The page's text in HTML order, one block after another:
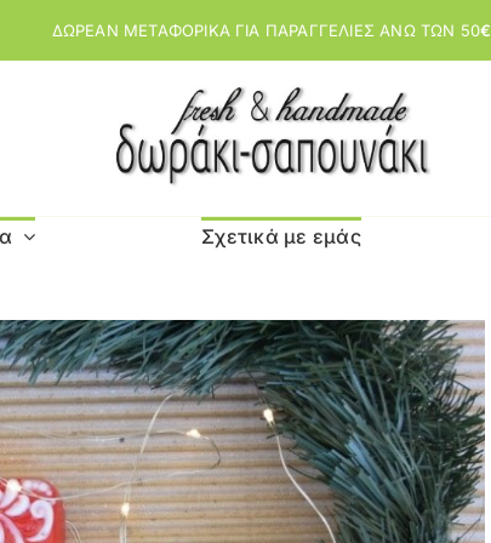
ΔΩΡΕΑΝ ΜΕΤΑΦΟΡΙΚΑ ΓΙΑ ΠΑΡΑΓΓΕΛΙΕΣ ΑΝΩ ΤΩΝ 50€
Σχετικά με εμάς